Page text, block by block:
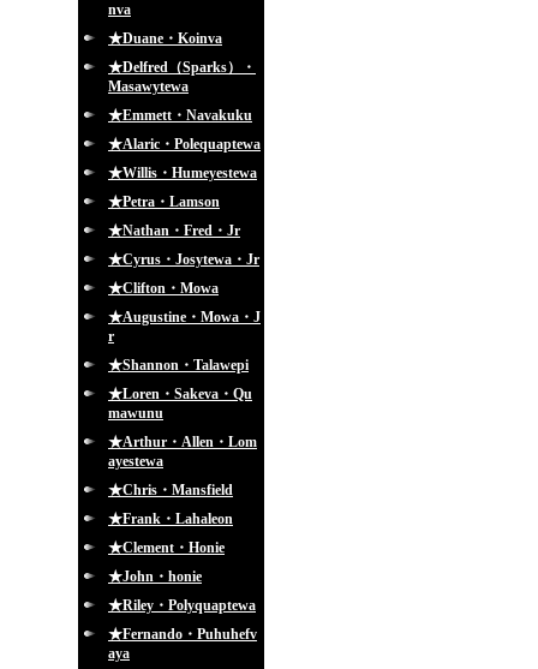
nva
★Duane・Koinva
★Delfred（Sparks）・
Masawytewa
★Emmett・Navakuku
★Alaric・Polequaptewa
★Willis・Humeyestewa
★Petra・Lamson
★Nathan・Fred・Jr
★Cyrus・Josytewa・Jr
★Clifton・Mowa
★Augustine・Mowa・J
r
★Shannon・Talawepi
★Loren・Sakeva・Qu
mawunu
★Arthur・Allen・Lom
ayestewa
★Chris・Mansfield
★Frank・Lahaleon
★Clement・Honie
★John・honie
★Riley・Polyquaptewa
★Fernando・Puhuhefv
aya